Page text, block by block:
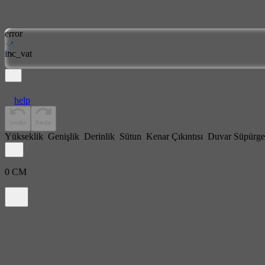
error
inc_vat
help
Yükseklik Genişlik Derinlik Sütun Kenar Çıkıntısı Duvar
0 CM